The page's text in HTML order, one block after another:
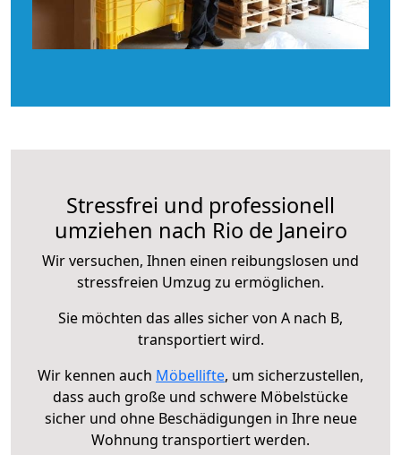
Stressfrei und professionell
umziehen nach Rio de Janeiro
Wir versuchen, Ihnen einen reibungslosen und
stressfreien Umzug zu ermöglichen.
Sie möchten das alles sicher von A nach B,
transportiert wird.
Wir kennen auch Möbellifte, um sicherzustellen,
dass auch große und schwere Möbelstücke
sicher und ohne Beschädigungen in Ihre neue
Wohnung transportiert werden.